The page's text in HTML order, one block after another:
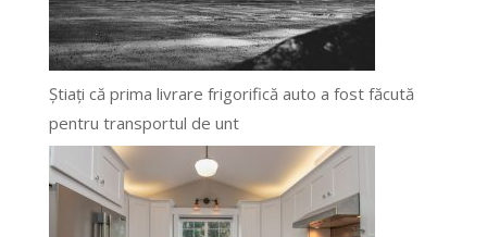
Știați că prima livrare frigorifică auto a fost făcută
pentru transportul de unt